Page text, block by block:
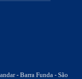
- Barra Funda - São